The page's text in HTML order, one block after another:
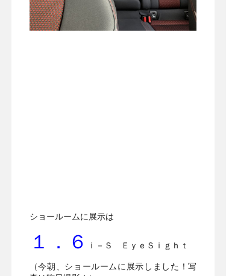
ショールームに展示は
１．６
ｉ－Ｓ ＥｙｅＳｉｇｈｔ
（今朝、ショールームに展示しました！写